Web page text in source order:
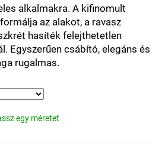
alkalmakra. A kifinomult
az alakot, a ravasz
hasíték felejthetetlen
Egyszerűen csábító, elegáns és
rugalmas.
egy méretet